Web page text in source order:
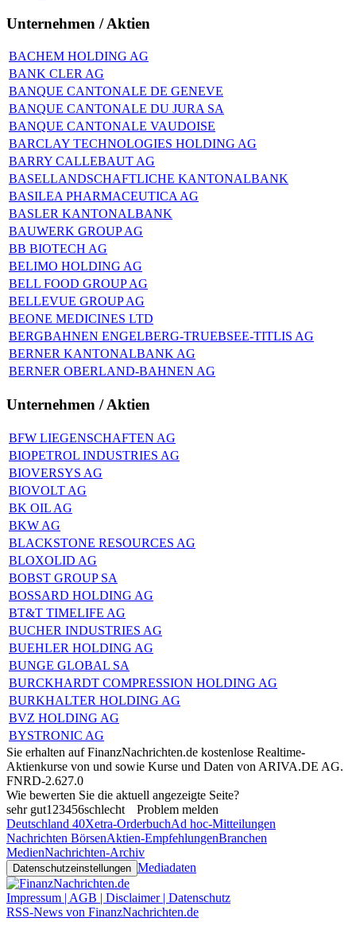
Unternehmen / Aktien
BACHEM HOLDING AG
BANK CLER AG
BANQUE CANTONALE DE GENEVE
BANQUE CANTONALE DU JURA SA
BANQUE CANTONALE VAUDOISE
BARCLAY TECHNOLOGIES HOLDING AG
BARRY CALLEBAUT AG
BASELLANDSCHAFTLICHE KANTONALBANK
BASILEA PHARMACEUTICA AG
BASLER KANTONALBANK
BAUWERK GROUP AG
BB BIOTECH AG
BELIMO HOLDING AG
BELL FOOD GROUP AG
BELLEVUE GROUP AG
BEONE MEDICINES LTD
BERGBAHNEN ENGELBERG-TRUEBSEE-TITLIS AG
BERNER KANTONALBANK AG
BERNER OBERLAND-BAHNEN AG
Unternehmen / Aktien
BFW LIEGENSCHAFTEN AG
BIOPETROL INDUSTRIES AG
BIOVERSYS AG
BIOVOLT AG
BK OIL AG
BKW AG
BLACKSTONE RESOURCES AG
BLOXOLID AG
BOBST GROUP SA
BOSSARD HOLDING AG
BT&T TIMELIFE AG
BUCHER INDUSTRIES AG
BUEHLER HOLDING AG
BUNGE GLOBAL SA
BURCKHARDT COMPRESSION HOLDING AG
BURKHALTER HOLDING AG
BVZ HOLDING AG
BYSTRONIC AG
Sie erhalten auf FinanzNachrichten.de kostenlose Realtime-
Aktienkurse von und sowie Kurse und Daten von ARIVA.DE AG.
FNRD-2.627.0
Wie bewerten Sie die aktuell angezeigte Seite?
sehr gut1 23456schlecht
Problem melden
Deutschland 40Xetra-OrderbuchAd hoc-Mitteilungen
Nachrichten BörsenAktien-EmpfehlungenBranchen
MedienNachrichten-Archiv
Datenschutzeinstellungen Mediadaten
Impressum | AGB | Disclaimer | Datenschutz
RSS-News von FinanzNachrichten.de